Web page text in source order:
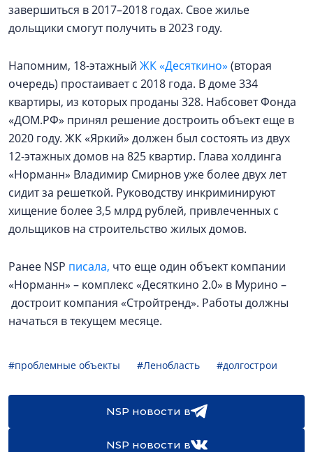
завершиться в 2017–2018 годах. Свое жилье
дольщики смогут получить в 2023 году.
Напомним, 18-этажный ЖК «Десяткино» (вторая
очередь) простаивает с 2018 года. В доме 334
квартиры, из которых проданы 328. Набсовет Фонда
«ДОМ.РФ» принял решение достроить объект еще в
2020 году. ЖК «Яркий» должен был состоять из двух
12-этажных домов на 825 квартир. Глава холдинга
«Норманн» Владимир Смирнов уже более двух лет
сидит за решеткой. Руководству инкриминируют
хищение более 3,5 млрд рублей, привлеченных с
дольщиков на строительство жилых домов.
Ранее NSP писала, что еще один объект компании
«Норманн» – комплекс «Десяткино 2.0» в Мурино –
достроит компания «Стройтренд». Работы должны
начаться в текущем месяце.
#проблемные объекты #Ленобласть #долгострои
NSP новости в
NSP новости в